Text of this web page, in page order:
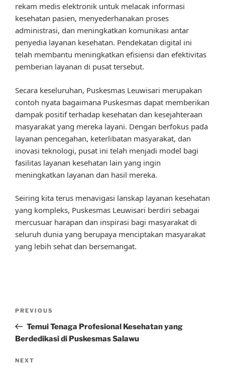
rekam medis elektronik untuk melacak informasi
kesehatan pasien, menyederhanakan proses
administrasi, dan meningkatkan komunikasi antar
penyedia layanan kesehatan. Pendekatan digital ini
telah membantu meningkatkan efisiensi dan efektivitas
pemberian layanan di pusat tersebut.
Secara keseluruhan, Puskesmas Leuwisari merupakan
contoh nyata bagaimana Puskesmas dapat memberikan
dampak positif terhadap kesehatan dan kesejahteraan
masyarakat yang mereka layani. Dengan berfokus pada
layanan pencegahan, keterlibatan masyarakat, dan
inovasi teknologi, pusat ini telah menjadi model bagi
fasilitas layanan kesehatan lain yang ingin
meningkatkan layanan dan hasil mereka.
Seiring kita terus menavigasi lanskap layanan kesehatan
yang kompleks, Puskesmas Leuwisari berdiri sebagai
mercusuar harapan dan inspirasi bagi masyarakat di
seluruh dunia yang berupaya menciptakan masyarakat
yang lebih sehat dan bersemangat.
Previous
Post
PREVIOUS
Temui Tenaga Profesional Kesehatan yang
Berdedikasi di Puskesmas Salawu
Next
NEXT